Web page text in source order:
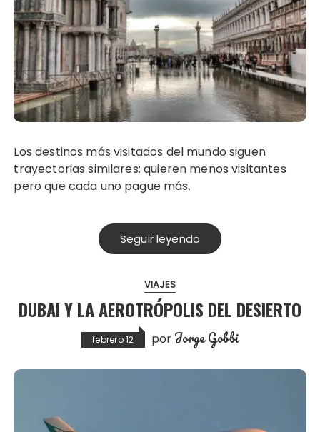
Los destinos más visitados del mundo siguen
trayectorias similares: quieren menos visitantes
pero que cada uno pague más.
Seguir leyendo
VIAJES
DUBAI Y LA AEROTRÓPOLIS DEL DESIERTO
febrero 12 por Jorge Gobbi